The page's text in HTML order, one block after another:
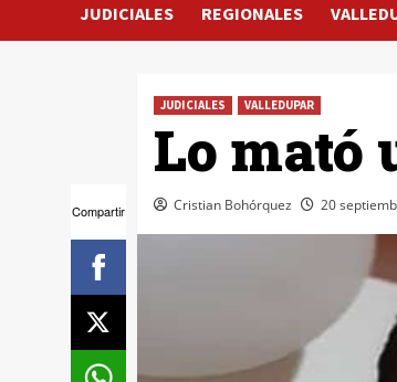
JUDICIALES REGIONALES
Compartir
JUDICIALES VALLEDUPAR
Lo mató
Cristian Bohórquez 20